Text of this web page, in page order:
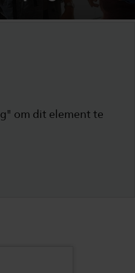
om dit element te